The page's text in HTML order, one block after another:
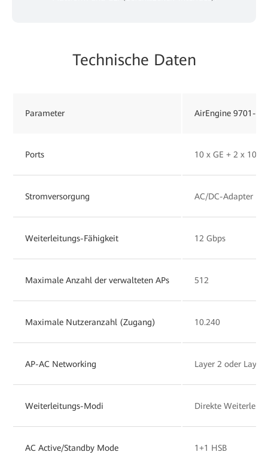
Technische Daten
Parameter AirEngine 9701-L
Ports 10 x GE + 2 x 10GE
Stromversorgung AC/DC-Adapter
Weiterleitungs-Fähigkeit 12 Gbps
Maximale Anzahl der verwalteten APs 512
Maximale Nutzeranzahl (Zugang) 10.240
AP-AC Networking Layer 2 oder
Weiterleitungs-Modi Direkte
AC Active/Standby Mode 1+1 HSB